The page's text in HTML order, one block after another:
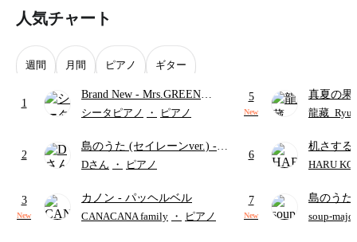
人気チャート
週間 月間 ピアノ ギター
1
Brand New - Mrs.GREEN
APPLE
シータピアノ ・ ピアノ
2
島のうた (セイレーンver.) -
セイレーン(CV.鈴木みのり)
ード・ペダル付き/『映画ちい
かわ 人魚の島のひみつ』よ
Dさん ・ ピアノ
3
New
カノン - パッヘルベル
CANACANA family ・ ピアノ
5
New
真夏の
ターズ
龍藏
6
机さする
HARU
7
New
島のうた
映画ちい
soup-majo